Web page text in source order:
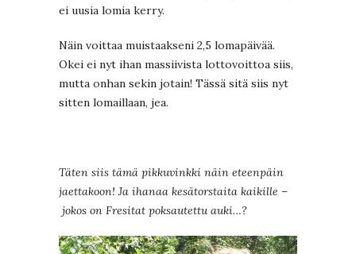
ei uusia lomia kerry.
Näin voittaa muistaakseni 2,5 lomapäivää.
Okei ei nyt ihan massiivista lottovoittoa siis,
mutta onhan sekin jotain! Tässä sitä siis nyt
sitten lomaillaan, jea.
Täten siis tämä pikkuvinkki näin eteenpäin
jaettakoon! Ja ihanaa kesätorstaita kaikille –
jokos on Fresitat poksautettu auki…?